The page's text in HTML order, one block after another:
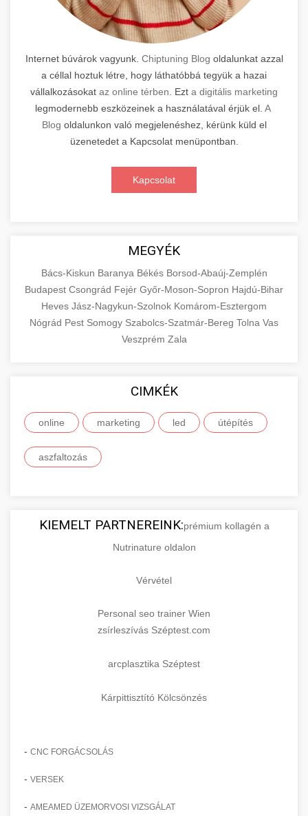
Internet búvárok vagyunk. Chiptuning Blog oldalunkat azzal
a céllal hoztuk létre, hogy láthatóbbá tegyük a hazai
vállalkozásokat az online térben . Ezt a digitális marketing
legmodernebb eszközeinek a használatával érjük el. A
Blog oldalunkon való megjelenéshez, kérünk küld el
üzenetedet a Kapcsolat menüpontban.
Kapcsolat
MEGYÉK
Bács-Kiskun Baranya Békés Borsod-Abaúj-Zemplén
Budapest Csongrád Fejér Győr-Moson-Sopron Hajdú-Bihar
Heves Jász-Nagykun-Szolnok Komárom-Esztergom
Nógrád Pest Somogy Szabolcs-Szatmár-Bereg Tolna Vas
Veszprém Zala
CIMKÉK
online marketing led útépítés
aszfaltozás
KIEMELT PARTNEREINK:prémium kollagén a
Nutrinature oldalon
Vérvétel
Personal seo trainer Wien
zsírleszívás Széptest.com
arcplasztika Széptest
Kárpittisztító Kölcsönzés
- CNC FORGÁCSOLÁS
- VERSEK
- AMEAMED ÜZEMORVOSI VIZSGÁLAT